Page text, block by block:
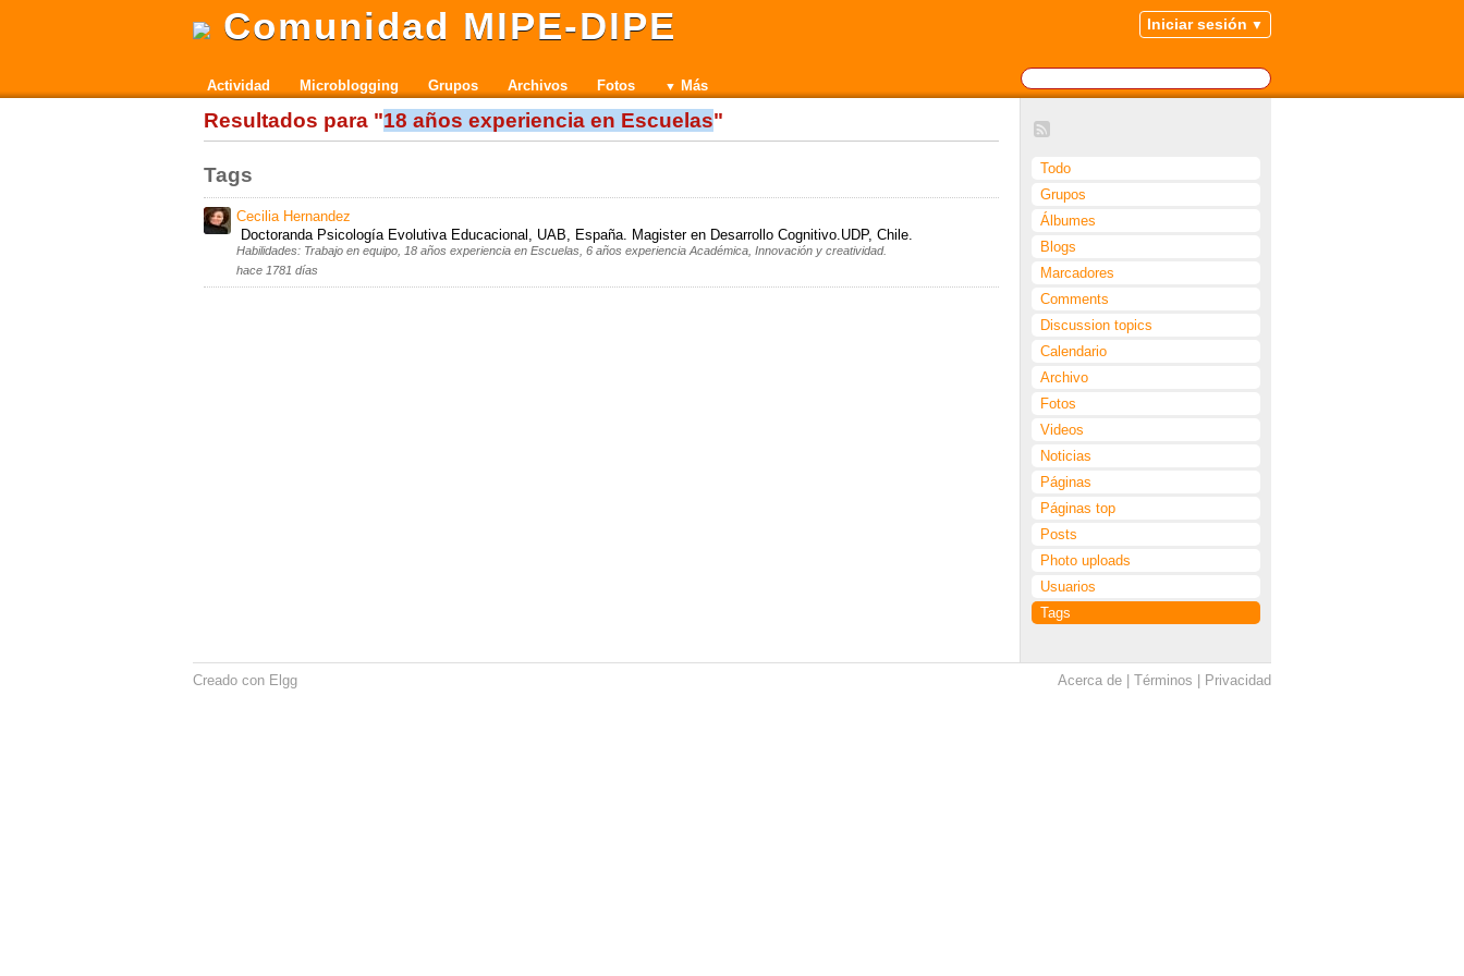
Comunidad MIPE-DIPE Iniciar sesión
Actividad Microblogging Grupos Archivos Fotos Más
Todo
Grupos
Álbumes
Blogs
Marcadores
Comments
Discussion topics
Calendario
Archivo
Fotos
Videos
Noticias
Páginas
Páginas top
Posts
Photo uploads
Usuarios
Tags
Resultados para "18 años experiencia en Escuelas"
Tags
Cecilia Hernandez
Doctoranda Psicología Evolutiva Educacional, UAB, España. Magister en Desarrollo Cognitivo.UDP, Chile.
Habilidades: Trabajo en equipo, 18 años experiencia en Escuelas, 6 años experiencia Académica, Innovación y creatividad.
hace 1781 días
Acerca de Términos Privacidad
Creado con Elgg